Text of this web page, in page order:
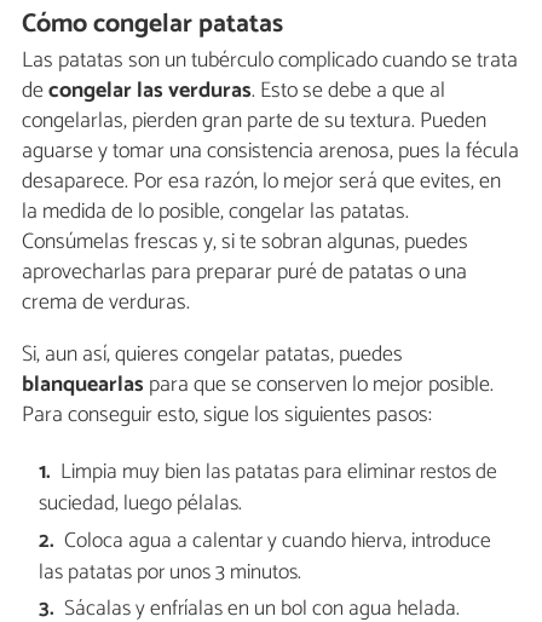
Cómo congelar patatas
Las patatas son un tubérculo complicado cuando se trata
decongelar las verduras. Esto se debe a que al
congelarlas, pierden gran parte de su textura. Pueden
aguarse y tomar una consistencia arenosa, pues la fécula
desaparece. Por esa razón, lo mejor será que evites, en
la medida de lo posible, congelar las patatas.
Consúmelas frescas y, si te sobran algunas, puedes
aprovecharlas para preparar puré de patatas o una
crema de verduras.
Si, aun así, quieres congelar patatas, puedes
blanquearlas para que se conserven lo mejor posible.
Para conseguir esto, sigue los siguientes pasos:
Limpia muy bien las patatas para eliminar restos de
suciedad, luego pélalas.
Coloca agua a calentar y cuando hierva, introduce
las patatas por unos 3 minutos.
Sácalas y enfríalas en un bol con agua helada.